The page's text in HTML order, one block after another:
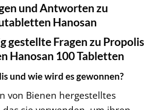
und Antworten zu
Hanosan
gestellte Fragen zu Propolis
Hanosan 100 Tabletten
und wie wird es gewonnen?
von Bienen hergestelltes